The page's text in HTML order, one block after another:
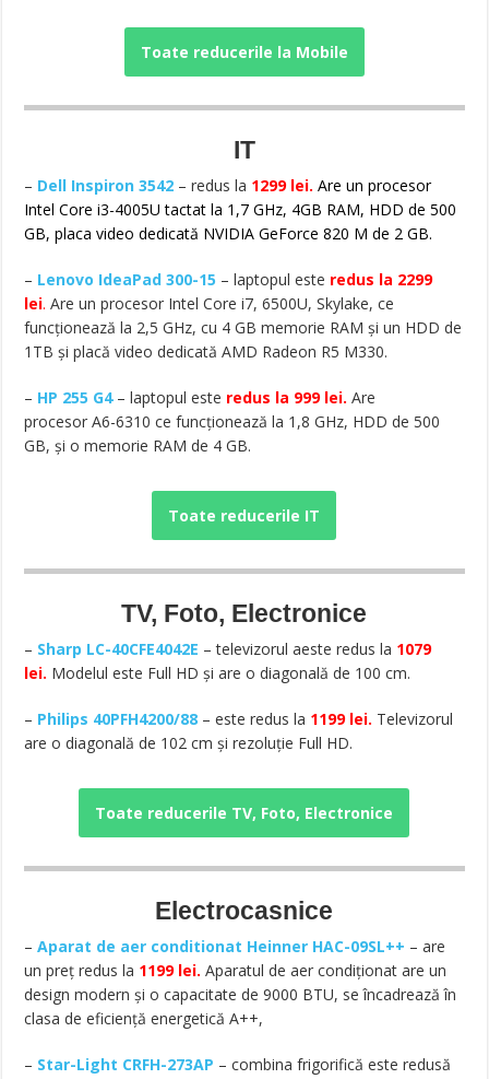
Toate reducerile la Mobile
IT
– Dell Inspiron 3542 – redus la 1299 lei. Are un procesor
Intel Core i3-4005U tactat la 1,7 GHz, 4GB RAM, HDD de 500
GB, placa video dedicată NVIDIA GeForce 820 M de 2 GB.
– Lenovo IdeaPad 300-15 – laptopul este redus la 2299
lei. Are un procesor Intel Core i7, 6500U, Skylake, ce
funcționează la 2,5 GHz, cu 4 GB memorie RAM și un HDD de
1TB și placă video dedicată AMD Radeon R5 M330.
– HP 255 G4– laptopul este redus la 999 lei. Are
procesor A6-6310 ce funcționează la 1,8 GHz, HDD de 500
GB, și o memorie RAM de 4 GB.
Toate reducerile IT
TV, Foto, Electronice
– Sharp LC-40CFE4042E – televizorul aeste redus la 1079
lei. Modelul este Full HD și are o diagonală de 100 cm.
– Philips 40PFH4200/88 – este redus la 1199 lei. Televizorul
are o diagonală de 102 cm și rezoluție Full HD.
Toate reducerile TV, Foto, Electronice
Electrocasnice
–Aparat de aer conditionat Heinner HAC-09SL++ – are
un preț redus la 1199 lei. Aparatul de aer condiționat are un
design modern și o capacitate de 9000 BTU, se încadrează în
clasa de eficiență energetică A++,
– Star-Light CRFH-273AP – combina frigorifică este redusă